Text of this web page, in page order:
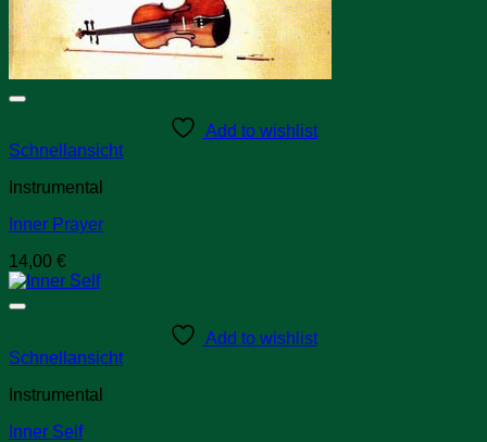
Add to wishlist
Schnellansicht
Instrumental
Inner Prayer
14,00 €
Add to wishlist
Schnellansicht
Instrumental
Inner Self